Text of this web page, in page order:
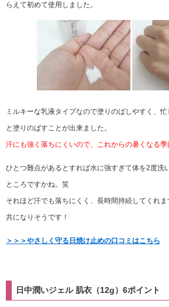
らえて初めて使用しました。
ミルキーな乳液タイプなので塗りのばしやすく、
と塗りのばすことが出来ました。
汗にも強く落ちにくいので、これからの暑くなる季
ひとつ難点があるとすれば水に強すぎて体を2度洗
ところですかね。笑
それほど汗でも落ちにくく、長時間持続してくれ
共になりそうです！
＞＞＞やさしく守る日焼け止めの口コミはこちら
日中潤いジェル 肌衣（12g）6ポイント